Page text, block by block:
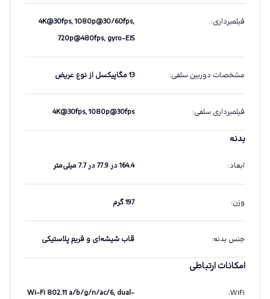
فیلمبرداری:
4K@30fps, 1080p@30/60fps,
720p@480fps, gyro-EIS
مشخصات دوربین سلفی: 13 مگاپیکسل از نوع عریض
فیلمبرداری سلفی:
4K@30fps, 1080p@30fps
بدنه
ابعاد: 164.4 در 77.9 در 7.7 میلی‌متر
وزن: 197 گرم
جنس بدنه: قاب شیشه‌ای و فریم پلاستیکی
امکانات ارتباطی
WiFi
:
Wi-Fi 802.11 a/b/g/n/ac/6, dual-